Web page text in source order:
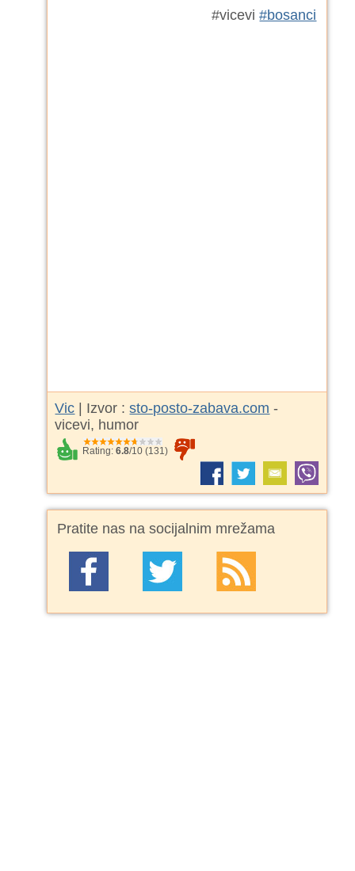
#vicevi#bosanci
Vic | Izvor :sto-posto-zabava.com -
vicevi, humor
Rating:6.8/10 (131)
Pratite nas na socijalnim mrežama